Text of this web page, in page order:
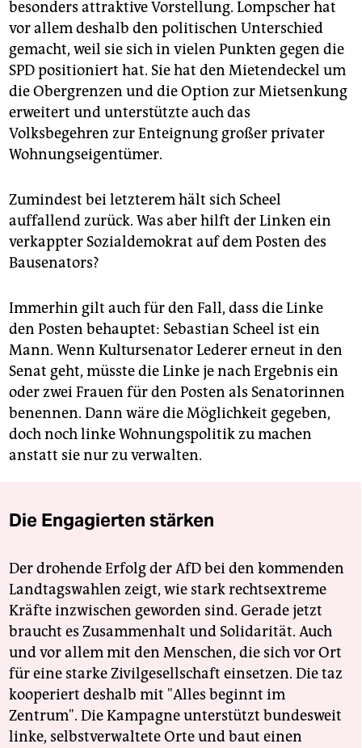
besonders attraktive Vorstellung. Lompscher hat
vor allem deshalb den politischen Unterschied
gemacht, weil sie sich in vielen Punkten gegen die
SPD positioniert hat. Sie hat den Mietendeckel um
die Obergrenzen und die Option zur Mietsenkung
erweitert und unterstützte auch das
Volksbegehren zur Enteignung großer privater
Wohnungseigentümer.
Zumindest bei letzterem hält sich Scheel
auffallend zurück. Was aber hilft der Linken ein
verkappter Sozialdemokrat auf dem Posten des
Bausenators?
Immerhin gilt auch für den Fall, dass die Linke
den Posten behauptet: Sebastian Scheel ist ein
Mann. Wenn Kultursenator Lederer erneut in den
Senat geht, müsste die Linke je nach Ergebnis ein
oder zwei Frauen für den Posten als Senatorinnen
benennen. Dann wäre die Möglichkeit gegeben,
doch noch linke Wohnungspolitik zu machen
anstatt sie nur zu verwalten.
Die Engagierten stärken
Der drohende Erfolg der AfD bei den kommenden
Landtagswahlen zeigt, wie stark rechtsextreme
Kräfte inzwischen geworden sind. Gerade jetzt
braucht es Zusammenhalt und Solidarität. Auch
und vor allem mit den Menschen, die sich vor Ort
für eine starke Zivilgesellschaft einsetzen. Die taz
kooperiert deshalb mit "Alles beginnt im
Zentrum". Die Kampagne unterstützt bundesweit
linke, selbstverwaltete Orte und baut einen